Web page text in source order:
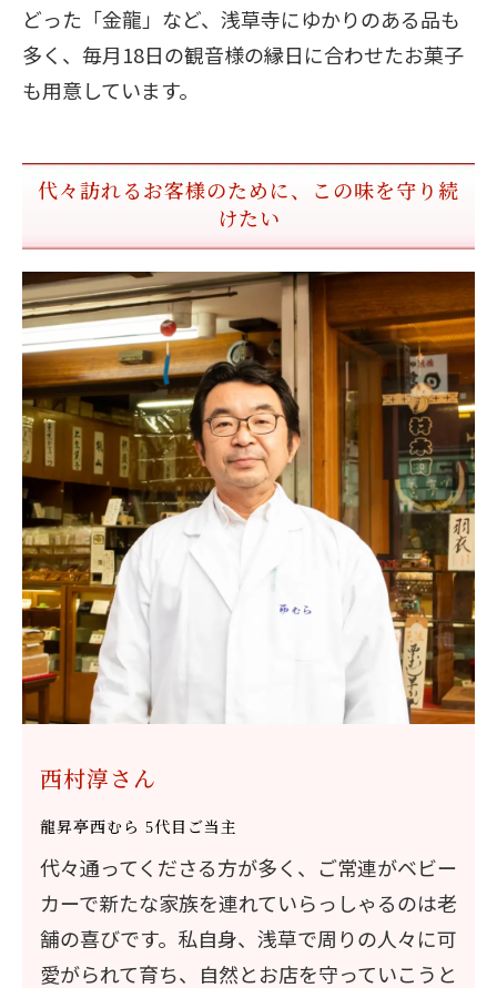
どった「金龍」など、浅草寺にゆかりのある品も
多く、毎月18日の観音様の縁日に合わせたお菓子
も用意しています。
代々訪れるお客様のために、この味を守り続
けたい
西村淳さん
龍昇亭西むら 5代目ご当主
代々通ってくださる方が多く、ご常連がベビー
カーで新たな家族を連れていらっしゃるのは老
舗の喜びです。私自身、浅草で周りの人々に可
愛がられて育ち、自然とお店を守っていこうと